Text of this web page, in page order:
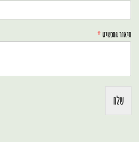
תיאור התכשיט *
שלח